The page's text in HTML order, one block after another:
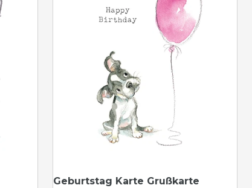
Geburtstag Karte Grußkarte